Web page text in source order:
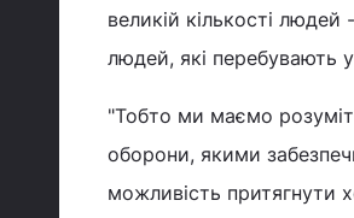
великій кількості людей
людей, які перебувають
"Тобто ми маємо
оборони, якими
можливість притягнути